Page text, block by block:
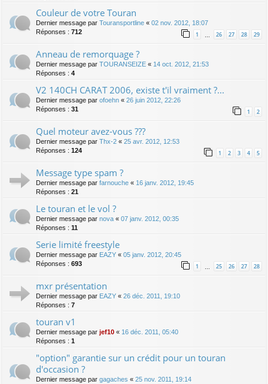
Couleur de votre Touran
Dernier message par Touransportline « 02 nov. 2012, 18:07
Réponses : 712 1 26 27 28 29
Anneau de remorquage ?
Dernier message par TOURANSEIZE « 14 oct. 2012, 21:53
Réponses : 4
V2 140CH CARAT 2006, existe t'il vraiment ?...
Dernier message par ofoehn « 26 juin 2012, 22:26
Réponses : 31 1 2
Quel moteur avez-vous ???
Dernier message par Thx-2 « 25 avr. 2012, 12:53
Réponses : 124 1 2 3 4 5
Message type spam ?
Dernier message par farnouche « 16 janv. 2012, 19:45
Réponses : 21
Le touran et le vol ?
Dernier message par nova « 07 janv. 2012, 00:35
Réponses : 11
Serie limité freestyle
Dernier message par EAZY « 05 janv. 2012, 20:45
Réponses : 693 1 … 25 26 27 28
mxr présentation
Dernier message par EAZY « 26 déc. 2011, 19:10
Réponses : 7
touran v1
Dernier message par jef10 « 16 déc. 2011, 05:40
Réponses : 1
"option" garantie sur un crédit pour un touran
d'occasion ?
Dernier message par gagaches « 25 nov. 2011, 19:14